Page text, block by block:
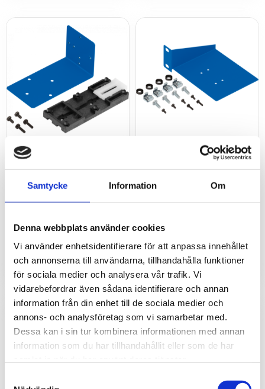
Samtycke Information Om
Denna webbplats använder cookies
Vi använder enhetsidentifierare för att anpassa innehållet
och annonserna till användarna, tillhandahålla funktioner
för sociala medier och analysera vår trafik. Vi
vidarebefordrar även sådana identifierare och annan
information från din enhet till de sociala medier och
annons- och analysföretag som vi samarbetar med.
Dessa kan i sin tur kombinera informationen med annan
information som du har tillhandahållit eller som de har
övervaknings- och
på DIN-skena.
290kr
övervaknings och
19" rack.
290kr